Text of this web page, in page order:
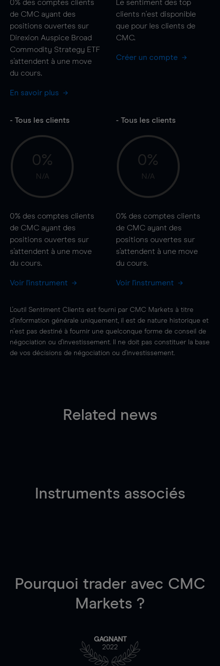
0% des comptes clients
de CMC ayant des
positions ouvertes sur
Direxion Auspice Broad
Commodity Strategy ETF
s'attendent à une move
du cours.
En savoir plus
Le sentiment des top
clients n'est disponible
que pour les clients de
CMC.
Créer un compte
- Tous les clients
0%
N/A
0% des comptes clients
de CMC ayant des
positions ouvertes sur
s'attendent à une move
du cours.
Voir l'instrument
- Tous les clients
0%
N/A
0% des comptes clients
de CMC ayant des
positions ouvertes sur
s'attendent à une move
du cours.
Voir l'instrument
L'outil Sentiment Clients est fourni par CMC Markets à titre
d'information générale uniquement, il est de nature historique et
n'est pas destiné à fournir une quelconque forme de conseil de
négociation ou d'investissement. Il ne doit pas constituer la base
de vos décisions de négociation ou d'investissement.
Related news
Instruments associés
Pourquoi trader avec CMC
Markets ?
GAGNANT
2022